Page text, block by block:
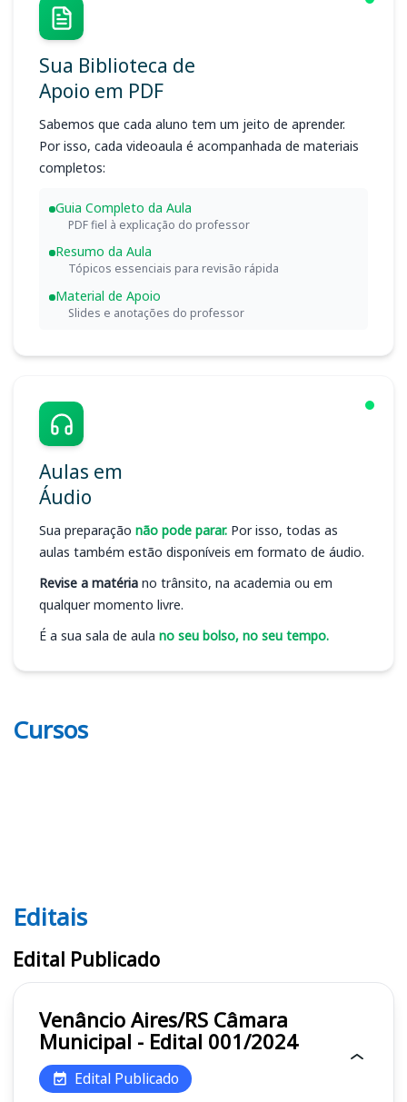
Sua Biblioteca de
Apoio em PDF
Sabemos que cada aluno tem um jeito de aprender.
Por isso, cada videoaula é acompanhada de materiais
completos:
Guia Completo da Aula
PDF fiel à explicação do professor
Resumo da Aula
Tópicos essenciais para revisão rápida
Material de Apoio
Slides e anotações do professor
Aulas em
Áudio
Sua preparação não pode parar. Por isso, todas as
aulas também estão disponíveis em formato de áudio.
Revise a matéria no trânsito, na academia ou em
qualquer momento livre.
É a sua sala de aula no seu bolso, no seu tempo.
Cursos
Editais
Editais
Edital Publicado
Venâncio Aires/RS Câmara
Municipal - Edital 001/2024
Edital Publicado